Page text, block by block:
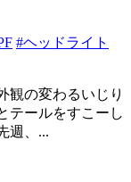
#ヘッドライト
観の変わるいじり
テールをすこーし
週、...